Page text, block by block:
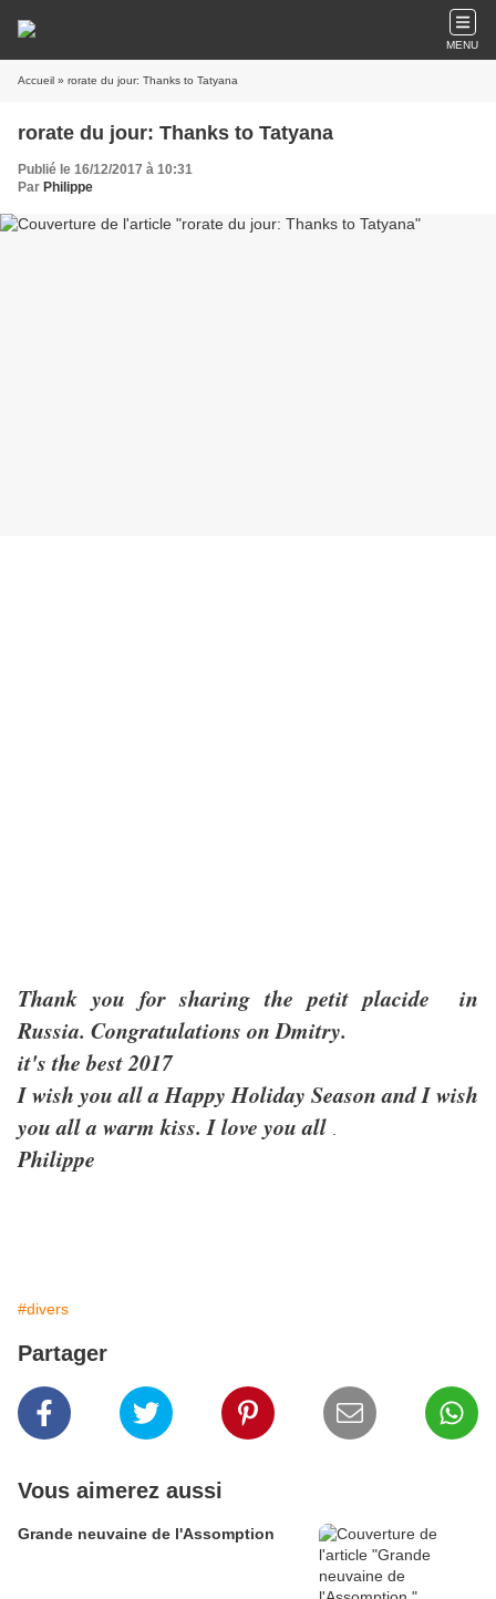
MENU
Accueil » rorate du jour: Thanks to Tatyana
rorate du jour: Thanks to Tatyana
Publié le 16/12/2017 à 10:31
Par Philippe
Thank you for sharing the petit placide in
Russia. Congratulations on Dmitry.
it's the best 2017
I wish you all a Happy Holiday Season and I wish
you all a warm kiss. I love you all
Philippe
#divers
Partager
Vous aimerez aussi
Grande neuvaine de l'Assomption